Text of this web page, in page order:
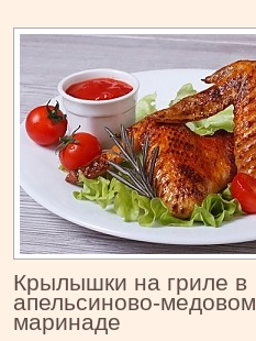
Крылышки на гриле в
апельсиново-медовом
маринаде